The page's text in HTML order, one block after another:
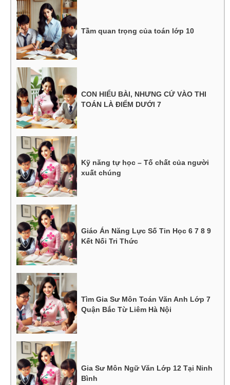
Tầm quan trọng của toán lớp 10
CON HIỂU BÀI, NHƯNG CỨ VÀO THI
TOÁN LÀ ĐIỂM DƯỚI 7
Kỹ năng tự học – Tố chất của người
xuất chúng
Giáo Án Năng Lực Số Tin Học 6 7 8 9
Kết Nối Tri Thức
Tìm Gia Sư Môn Toán Văn Anh Lớp 7
Quận Bắc Từ Liêm Hà Nội
Gia Sư Môn Ngữ Văn Lớp 12 Tại Ninh
Bình